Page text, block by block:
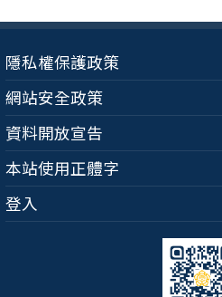
隱私權保護政策
網站安全政策
資料開放宣告
本站使用正體字
登入